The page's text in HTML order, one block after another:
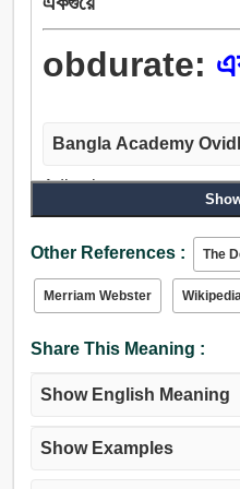
obdurate:
Bangla Academy
Adjective:
বদ্ধমূল, দুর্দম, নিশ্চিত, অন্তরঙ্গ,
অনমনীয়, নিষ্করুণ, দুর্নিবার,
নাছোড়বান্দা.
Other References : The
Merriam Webster
Share This Meaning :
Show English Meaning
Show Examples